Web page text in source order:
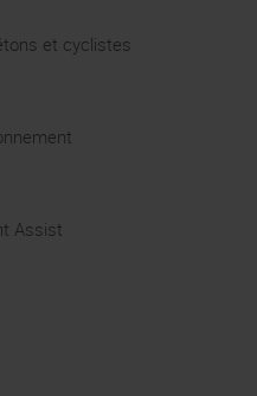
et cyclistes
Assist